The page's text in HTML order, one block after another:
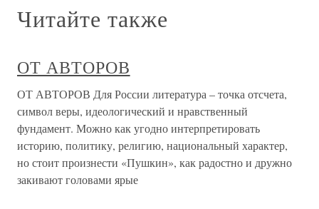
Читайте также
ОТ АВТОРОВ
ОТ АВТОРОВ Для России литература – точка отсчета,
символ веры, идеологический и нравственный
фундамент. Можно как угодно интерпретировать
историю, политику, религию, национальный характер,
но стоит произнести «Пушкин», как радостно и дружно
закивают головами ярые